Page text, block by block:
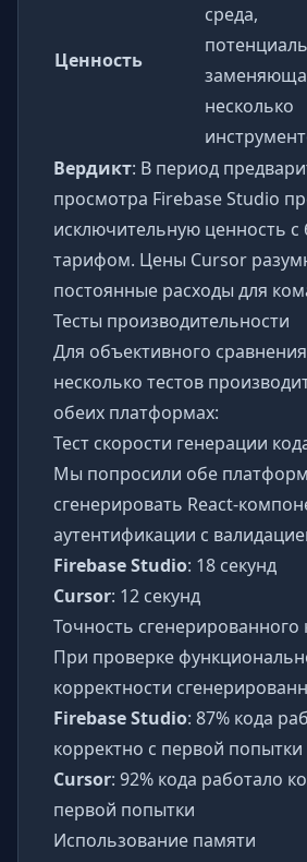
Ценность
среда,
несколько
Вердикт: В период
просмотра Firebase Studio
исключительную ценность с
тарифом. Цены Cursor
постоянные расходы для
Тесты производительности
Для объективного
несколько тестов
обеих платформах:
Тест скорости генерации
Мы попросили обе
сгенерировать React-
аутентификации с
Firebase Studio: 18 секунд
Cursor: 12 секунд
Точность сгенерированного
При проверке
корректности
Firebase Studio: 87% кода
корректно с первой попытки
Cursor: 92% кода работало
первой попытки
Использование памяти